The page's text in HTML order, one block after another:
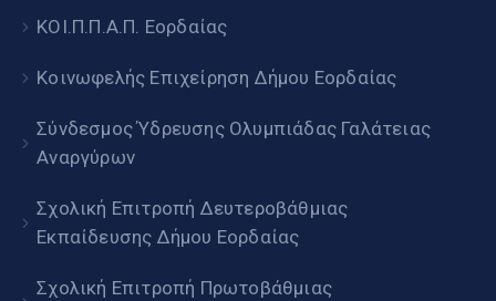
ΚΟΙ.Π.Π.Α.Π. Εορδαίας
Κοινωφελής Επιχείρηση Δήμου Εορδαίας
Σύνδεσμος Ύδρευσης Ολυμπιάδας Γαλάτειας
Αναργύρων
Σχολική Επιτροπή Δευτεροβάθμιας
Εκπαίδευσης Δήμου Εορδαίας
Σχολική Επιτροπή Πρωτοβάθμιας